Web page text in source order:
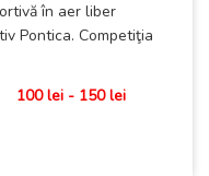
în aer liber
Pontica. Competiţia
100 lei - 150 lei